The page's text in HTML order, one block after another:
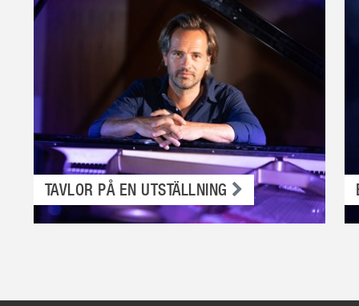
TAVLOR PÅ EN UTSTÄLLNING